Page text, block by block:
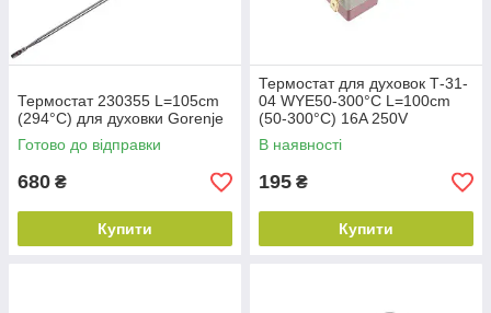
Термостат 230355 L=105cm
(294°C) для духовки Gorenje
Готово до відправки
680 ₴
Купити
Термостат для духовок Т-31-
04 WYE50-300°C L=100cm
(50-300°C) 16A 250V
В наявності
195 ₴
Купити